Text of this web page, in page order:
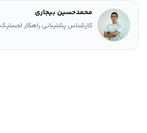
محمدحسین بیجاری
کارشناس پشتیبانی راهکار لجستیک